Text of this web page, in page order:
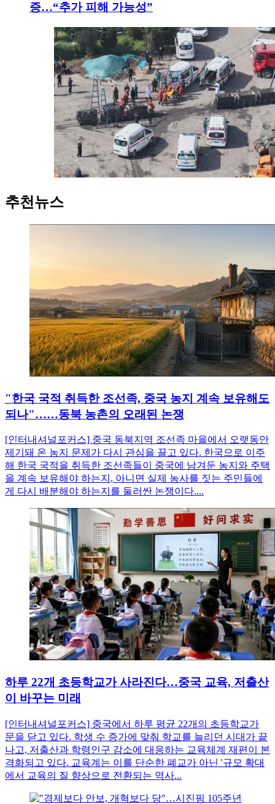
증…“추가 피해 가능성”
추천뉴스
"한국 국적 취득한 조선족, 중국 농지 계속 보유해도
되나"……동북 농촌의 오래된 논쟁
[인터내셔널포커스] 중국 동북지역 조선족 마을에서 오랫동안
제기돼 온 농지 문제가 다시 관심을 끌고 있다. 한국으로 이주
해 한국 국적을 취득한 조선족들이 중국에 남겨둔 농지와 주택
을 계속 보유해야 하는지, 아니면 실제 농사를 짓는 주민들에
게 다시 배분해야 하는지를 둘러싼 논쟁이다....
하루 22개 초등학교가 사라진다…중국 교육, 저출산
이 바꾸는 미래
[인터내셔널포커스] 중국에서 하루 평균 22개의 초등학교가
문을 닫고 있다. 학생 수 증가에 맞춰 학교를 늘리던 시대가 끝
나고, 저출산과 학령인구 감소에 대응하는 교육체계 재편이 본
격화되고 있다. 교육계는 이를 단순한 폐교가 아닌 '규모 확대
에서 교육의 질 향상으로 전환되는 역사...